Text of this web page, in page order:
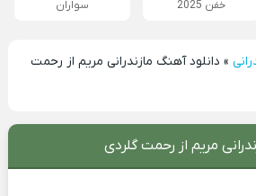
خفن 2025
سواران
» دانلود آهنگ مازندرانی مریم از رحمت
مریم از رحمت گلردی